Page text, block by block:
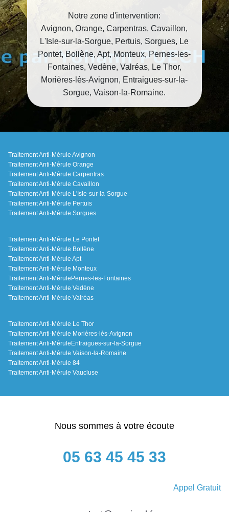
Notre zone d'intervention:
Avignon, Orange, Carpentras, Cavaillon,
L'Isle-sur-la-Sorgue, Pertuis, Sorgues, Le
Pontet, Bollène, Apt, Monteux, Pernes-les-
Fontaines, Vedène, Valréas, Le Thor,
Morières-lès-Avignon, Entraigues-sur-la-
Sorgue, Vaison-la-Romaine.
Traitement Anti-Mérule Avignon
Traitement Anti-Mérule Orange
Traitement Anti-Mérule Carpentras
Traitement Anti-Mérule Cavaillon
Traitement Anti-Mérule L'Isle-sur-la-Sorgue
Traitement Anti-Mérule Pertuis
Traitement Anti-Mérule Sorgues
Traitement Anti-Mérule Le Pontet
Traitement Anti-Mérule Bollène
Traitement Anti-Mérule Apt
Traitement Anti-Mérule Monteux
Traitement Anti-MérulePernes-les-Fontaines
Traitement Anti-Mérule Vedène
Traitement Anti-Mérule Valréas
Traitement Anti-Mérule Le Thor
Traitement Anti-Mérule Morières-lès-Avignon
Traitement Anti-MéruleEntraigues-sur-la-Sorgue
Traitement Anti-Mérule Vaison-la-Romaine
Traitement Anti-Mérule 84
Traitement Anti-Mérule Vaucluse
Nous sommes à votre écoute
05 63 45 45 33
Appel Gratuit